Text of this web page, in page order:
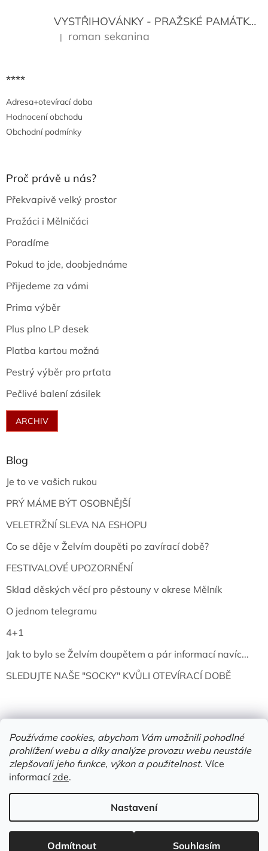
Používáme cookies, abychom Vám umožnili pohodlné
prohlížení webu a díky analýze provozu webu neustále
zlepšovali jeho funkce, výkon a použitelnost. Více
informacízde.
Nastavení
Odmítnout Souhlasím
VYSTŘIHOVÁNKY - PRAŽSKÉ PAMÁTKY
Hodnocení produktu je 5 z 5 hvězdiček.
| roman sekanina
****
Adresa+otevírací doba
Hodnocení obchodu
Obchodní podmínky
Proč právě u nás?
Překvapivě velký prostor
Pražáci i Mělničáci
Poradíme
Pokud to jde, doobjednáme
Přijedeme za vámi
Prima výběr
Plus plno LP desek
Platba kartou možná
Pestrý výběr pro prťata
Pečlivé balení zásilek
ARCHIV
Blog
Je to ve vašich rukou
PRÝ MÁME BÝT OSOBNĚJŠÍ
VELETRŽNÍ SLEVA NA ESHOPU
Co se děje v Želvím doupěti po zavírací době?
FESTIVALOVÉ UPOZORNĚNÍ
Sklad děských věcí pro pěstouny v okrese Mělník
O jednom telegramu
4+1
Jak to bylo se Želvím doupětem a pár informací navíc...
SLEDUJTE NAŠE "SOCKY" KVŮLI OTEVÍRACÍ DOBĚ
Vytvořil Shoptet
Copyright 2026Želví doupě | knihy & vinyly | Mělník. Všechna
práva vyhrazena.
Upravit nastavení cookies